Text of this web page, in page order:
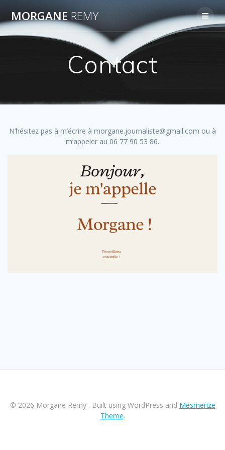
contenu
MORGANE REMY
Contact
N’hésitez pas à m’écrire à morgane.journaliste@gmail.com ou à
m’appeler au 06 77 90 53 86.
© 2026 Morgane Remy . Built using WordPress and Mesmerize
Theme.